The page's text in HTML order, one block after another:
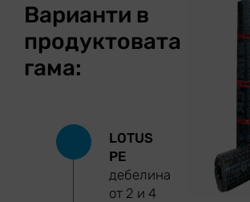
Варианти в
продуктовата
гама:
LOTUS
PE
дебелина
от 2 и 4